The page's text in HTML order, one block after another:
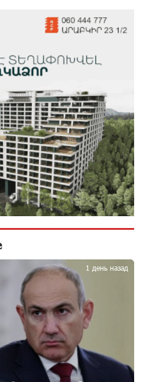
расширяться. Когда-нибудь
армянин, но будет уже поздно
9 дней назад
тему Геноцида армян
9 дней назад
«Стабильный» — до 10%
в мобильном приложении
10 дней назад
на Seaside Startup Summit:
инновационное решение
Khachaturian Rooftop при
свой шанс уйти спокойно.
продаж и обслуживания Ucom
1 день назад